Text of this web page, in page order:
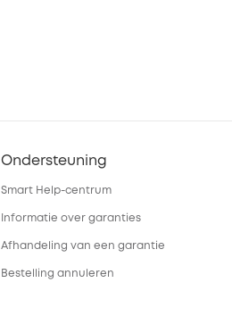
Ondersteuning
Smart Help-centrum
Informatie over garanties
Afhandeling van een garantie
Bestelling annuleren